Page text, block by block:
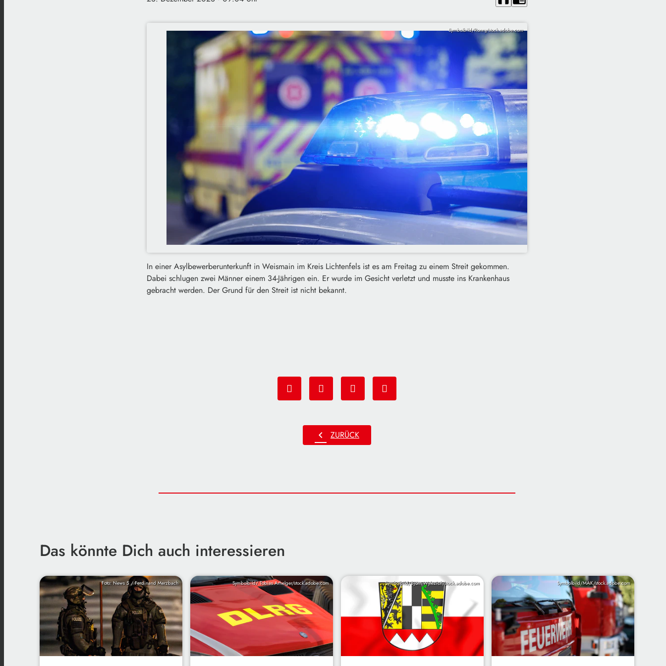
Symbolbild/Ronny/stock.adobe.com
In einer Asylbewerberunterkunft in Weismain im Kreis Lichtenfels ist es am Freitag zu einem Streit gekommen.
Dabei schlugen zwei Männer einem 34-Jährigen ein. Er wurde im Gesicht verletzt und musste ins Krankenhaus
gebracht werden. Der Grund für den Streit ist nicht bekannt.
chevron_left ZURÜCK
Das könnte Dich auch interessieren
Foto: News 5 / Ferdinand Merzbach Symbolbild/ Tobias Arhelger/stock.adobe.com Symbolbild/Björn Wylezich/stock.adobe.com Symbolbild/MAK/stock.adobe.com